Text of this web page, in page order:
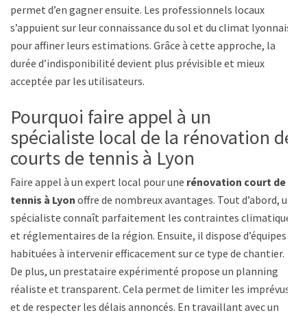
permet d’en gagner ensuite. Les professionnels locaux
s’appuient sur leur connaissance du sol et du climat lyonnais
pour affiner leurs estimations. Grâce à cette approche, la
durée d’indisponibilité devient plus prévisible et mieux
acceptée par les utilisateurs.
Pourquoi faire appel à un
spécialiste local de la rénovation de
courts de tennis à Lyon
Faire appel à un expert local pour une rénovation court de
tennis à Lyon offre de nombreux avantages. Tout d’abord, un
spécialiste connaît parfaitement les contraintes climatiques
et réglementaires de la région. Ensuite, il dispose d’équipes
habituées à intervenir efficacement sur ce type de chantier.
De plus, un prestataire expérimenté propose un planning
réaliste et transparent. Cela permet de limiter les imprévus
et de respecter les délais annoncés. En travaillant avec un